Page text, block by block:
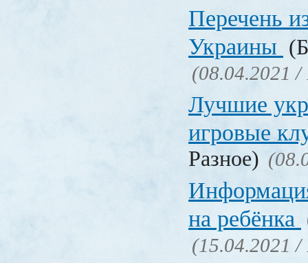
Перечень
Украины
(08.04.2021 /
Лучшие
игровые
Разное)
на ребёнка
(15.04.2021 /